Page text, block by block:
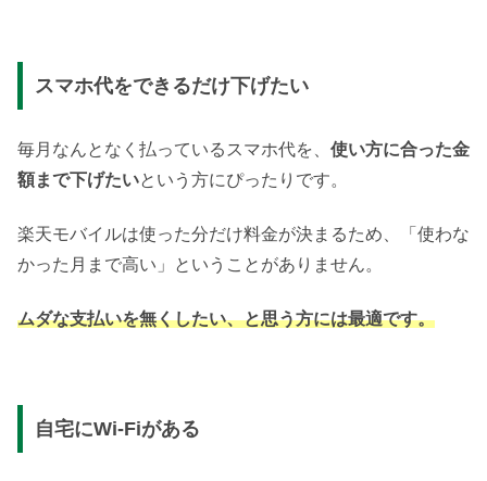
スマホ代をできるだけ下げたい
毎月なんとなく払っているスマホ代を、 使い方に合った金
額まで下げたいという方にぴったりです。
楽天モバイルは使った分だけ料金が決まるため、「使わな
かった月まで高い」ということがありません。
ムダな支払いを無くしたい、と思う方には最適です。
自宅にWi-Fiがある